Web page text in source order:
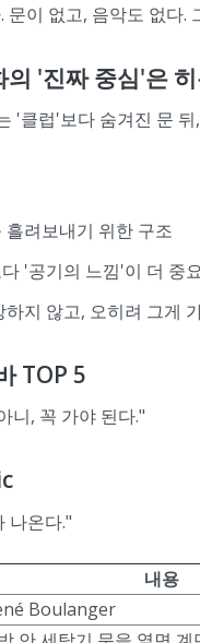
문이 없고, 음악도 없다
의 '진짜 중심'은
'클럽'보다 숨겨진 문
려보내기 위한 구조
'공기의 느낌'이 더 중
지 않고, 오히려 그게
TOP 5
니, 꼭 가야 된다."
나온다."
내용
Boulanger